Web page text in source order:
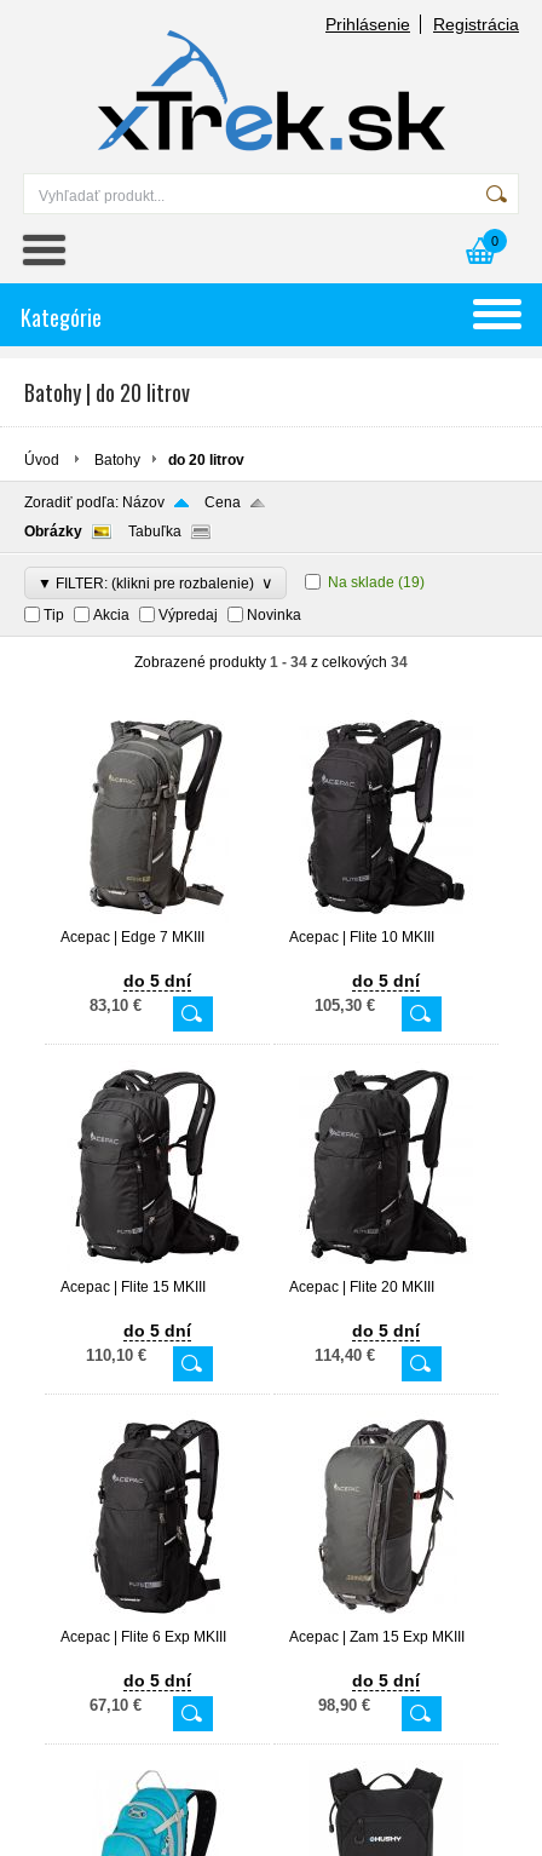
Prihlásenie Registrácia
0
Kategórie
Batohy | do 20 litrov
Úvod Batohy do 20 litrov
Zoradiť podľa: Názov
Cena
Obrázky
Tabuľka
▼ FILTER: (klikni pre rozbalenie) ∨ Na sklade (19)
Tip
Akcia Výpredaj Novinka
Zobrazené produkty 1 - 34 z celkových 34
Acepac | Edge 7 MKIII
do 5 dní
83,10 €
Acepac | Flite 10 MKIII
do 5 dní
105,30 €
Acepac | Flite 15 MKIII
do 5 dní
110,10 €
Acepac | Flite 20 MKIII
do 5 dní
114,40 €
Acepac | Flite 6 Exp MKIII
do 5 dní
67,10 €
Acepac | Zam 15 Exp MKIII
do 5 dní
98,90 €